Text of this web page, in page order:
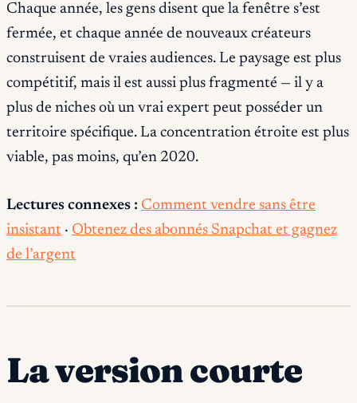
Chaque année, les gens disent que la fenêtre s’est
fermée, et chaque année de nouveaux créateurs
construisent de vraies audiences. Le paysage est plus
compétitif, mais il est aussi plus fragmenté — il y a
plus de niches où un vrai expert peut posséder un
territoire spécifique. La concentration étroite est plus
viable, pas moins, qu’en 2020.
Lectures connexes : Comment vendre sans être
insistant · Obtenez des abonnés Snapchat et gagnez
de l’argent
La version courte